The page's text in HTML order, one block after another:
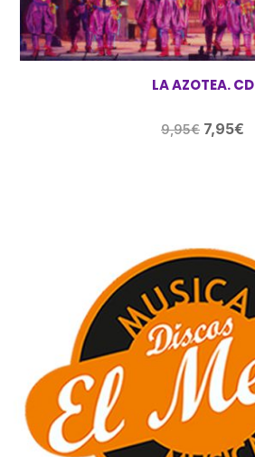
LA AZOTEA. CD
9,95€ El
7,95€